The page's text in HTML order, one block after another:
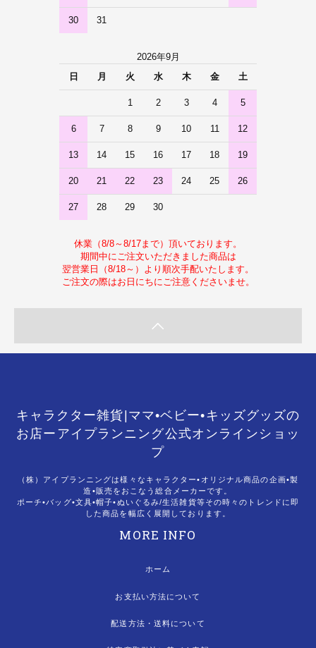
30 31
2026年9月
日
月 火 水 木 金 土
1 2 3 4 5
6 7 8 9 10 11 12
13 14 15 16 17 18 19
20 21 22 23 24 25 26
27 28 29 30
休業（8/8～8/17まで）頂いております。
期間中にご注文いただきました商品は
翌営業日（8/18～）より順次手配いたします。
ご注文の際はお日にちにご注意くださいませ。
キャラクター雑貨|ママ•ベビー•キッズグッズの
お店ーアイプランニング公式オンラインショッ
プ
（株）アイプランニングは様々なキャラクター•オリジナル商品の企画•製
造•販売をおこなう総合メーカーです。
ポーチ•バッグ•文具•帽子•ぬいぐるみ/生活雑貨等その時々のトレンドに即
した商品を幅広く展開しております。
MORE INFO
ホーム
お支払い方法について
配送方法・送料について